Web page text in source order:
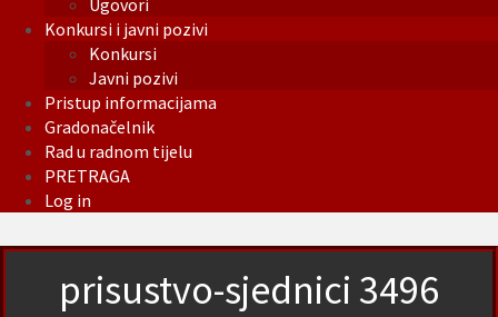
Ugovori
Konkursi i javni pozivi
Konkursi
Javni pozivi
Pristup informacijama
Gradonačelnik
Rad u radnom tijelu
PRETRAGA
Log in
prisustvo-sjednici 3496